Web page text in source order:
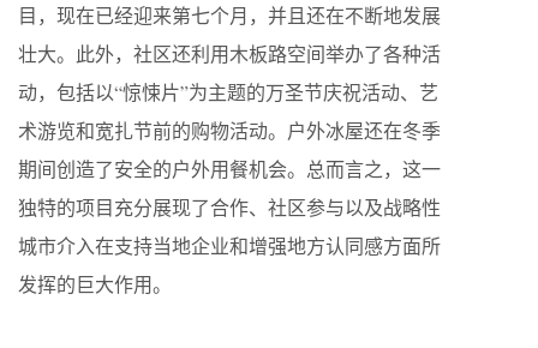
目，现在已经迎来第七个月，并且还在不断地发展
壮大。此外，社区还利用木板路空间举办了各种活
动，包括以“惊悚片”为主题的万圣节庆祝活动、艺
术游览和宽扎节前的购物活动。户外冰屋还在冬季
期间创造了安全的户外用餐机会。总而言之，这一
独特的项目充分展现了合作、社区参与以及战略性
城市介入在支持当地企业和增强地方认同感方面所
发挥的巨大作用。